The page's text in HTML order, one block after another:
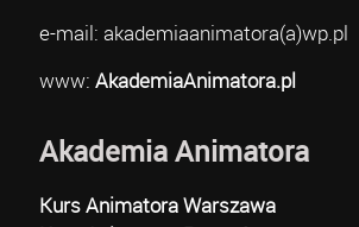
e-mail: akademiaanimatora(a)wp.pl
www: AkademiaAnimatora.pl
Akademia Animatora
Kurs Animatora Warszawa